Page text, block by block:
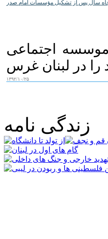
سال پس از تشکیل مؤسسات امام صدر
موسسه اجتماعی
۱۳۹۲/۱۰/۲۵
زندگی نامه